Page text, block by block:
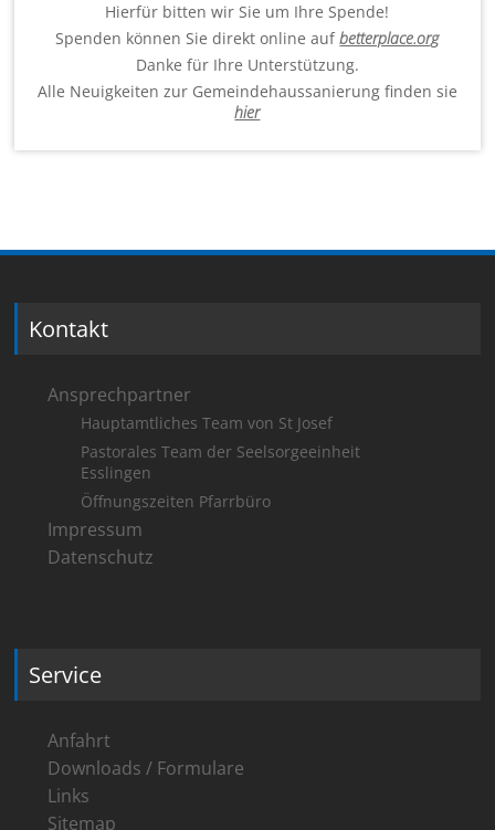
Hierfür bitten wir Sie um Ihre Spende!
Spenden können Sie direkt online aufbetterplace.org
Danke für Ihre Unterstützung.
Alle Neuigkeiten zur Gemeindehaussanierung finden sie
hier
Kontakt
Ansprechpartner
Hauptamtliches Team von St Josef
Pastorales Team der Seelsorgeeinheit
Esslingen
Öffnungszeiten Pfarrbüro
Impressum
Datenschutz
Service
Anfahrt
Downloads / Formulare
Links
Sitemap